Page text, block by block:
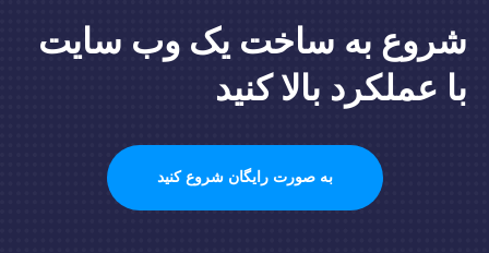
شروع به ساخت یک وب سایت
با عملکرد بالا کنید
به صورت رایگان شروع کنید